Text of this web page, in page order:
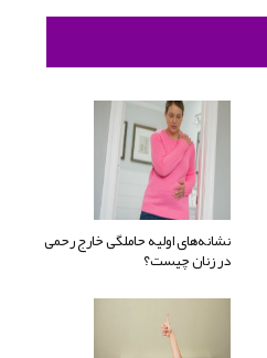
نشانه‌های اولیه حاملگی خارج رحمی
در زنان چیست؟